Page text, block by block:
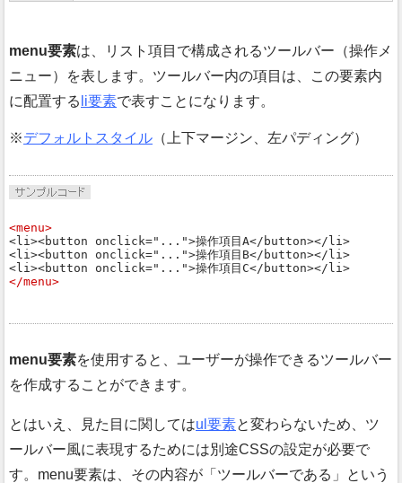
menu要素は、リスト項目で構成されるツールバー（操作メ
ニュー）を表します。ツールバー内の項目は、この要素内
に配置する li要素で表すことになります。
デフォルトスタイル （上下マージン、左パディング）
<menu>
<li><button onclick="...">操作項目A</button></li>
<li><button onclick="...">操作項目B</button></li>
</menu>
menu要素を使用すると、ユーザーが操作できるツールバー
を作成することができます。
とはいえ、見た目に関してはul要素と変わらないため、ツ
ールバー風に表現するためには別途CSSの設定が必要で
す。menu要素は、その内容が
ツールバーである
という